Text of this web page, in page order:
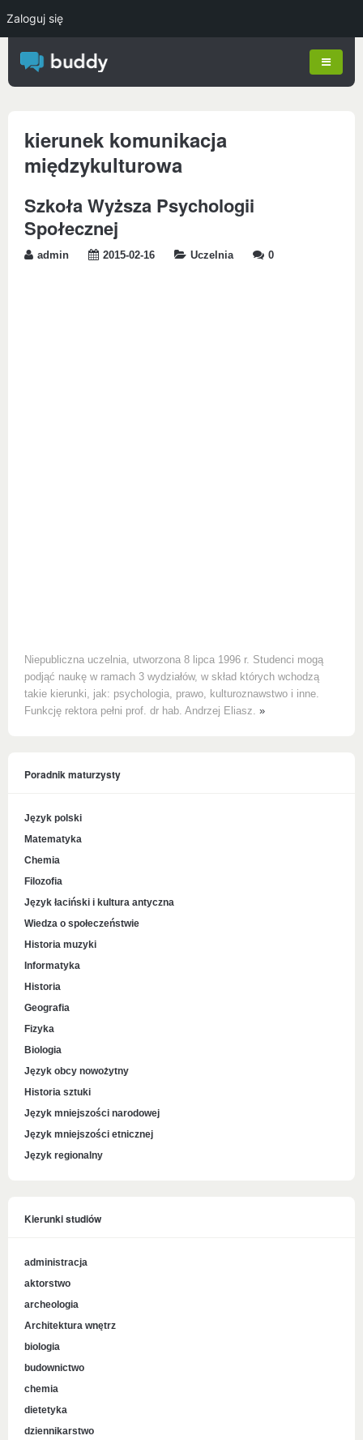
kierunek komunikacja
międzykulturowa
Szkoła Wyższa Psychologii
Społecznej
admin 2015-02-16 Uczelnia 0
Niepubliczna uczelnia, utworzona 8 lipca 1996 r. Studenci mogą
podjąć naukę w ramach 3 wydziałów, w skład których wchodzą
takie kierunki, jak: psychologia, prawo, kulturoznawstwo i inne.
Funkcję rektora pełni prof. dr hab. Andrzej Eliasz. »
Poradnik maturzysty
Język polski
Matematyka
Chemia
Filozofia
Język łaciński i kultura antyczna
Wiedza o społeczeństwie
Historia muzyki
Informatyka
Historia
Geografia
Fizyka
Biologia
Język obcy nowożytny
Historia sztuki
Język mniejszości narodowej
Język mniejszości etnicznej
Język regionalny
Kierunki studiów
administracja
aktorstwo
archeologia
Architektura wnętrz
biologia
budownictwo
chemia
dietetyka
dziennikarstwo
Zaloguj się